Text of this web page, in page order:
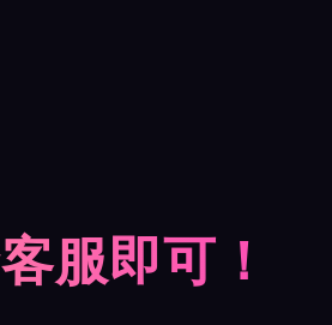
服即可！